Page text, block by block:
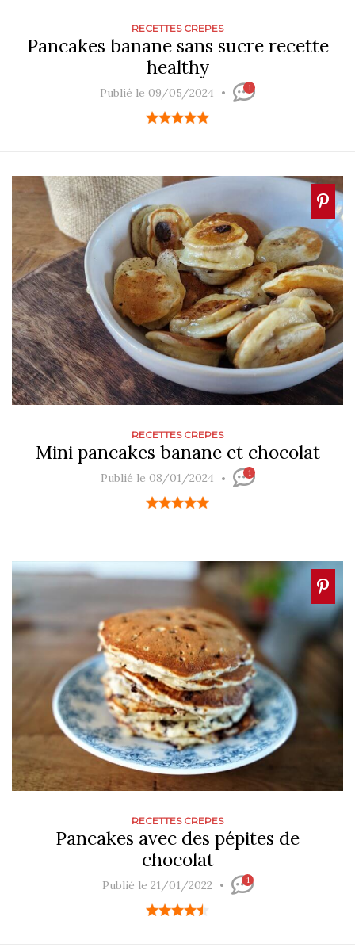
RECETTES CREPES
Pancakes banane sans sucre recette
healthy
Publié le 09/05/2024 1
RECETTES CREPES
Mini pancakes banane et chocolat
Publié le 08/01/2024 1
RECETTES CREPES
Pancakes avec des pépites de
chocolat
Publié le 21/01/2022 1